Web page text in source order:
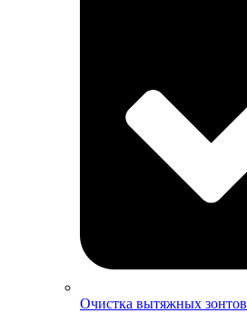
Очистка вытяжных зонтов